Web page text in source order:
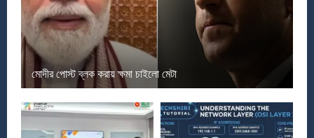
মোদীর পোস্ট ব্লক করায় ক্ষমা চাইলো মেটা